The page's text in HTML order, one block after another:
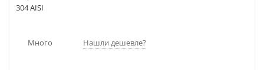
304 AISI
Много Нашли дешевле?